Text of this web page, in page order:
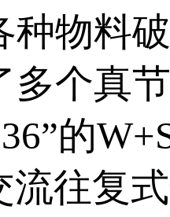
种物料
个真
的
流往复